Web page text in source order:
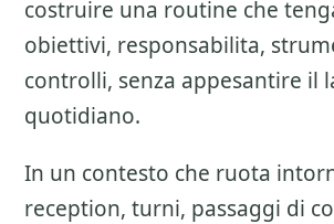
costruire una routine che
obiettivi, responsabilita,
controlli, senza appesantire il
quotidiano.
In un contesto che ruota
reception, turni, passaggi di